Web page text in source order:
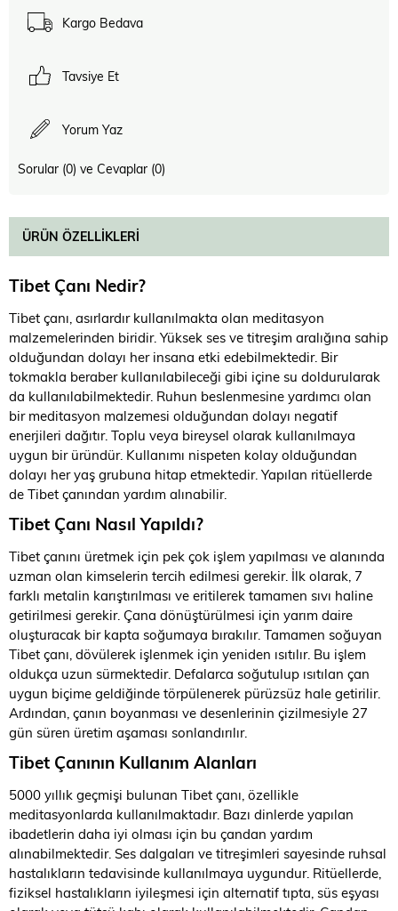
Kargo Bedava
Tavsiye Et
Yorum Yaz
Sorular (0) ve Cevaplar (0)
ÜRÜN ÖZELLIKLERI
Tibet Çanı Nedir?
Tibet çanı, asırlardır kullanılmakta olan meditasyon
malzemelerinden biridir. Yüksek ses ve titreşim aralığına sahip
olduğundan dolayı her insana etki edebilmektedir. Bir
tokmakla beraber kullanılabileceği gibi içine su doldurularak
da kullanılabilmektedir. Ruhun beslenmesine yardımcı olan
bir meditasyon malzemesi olduğundan dolayı negatif
enerjileri dağıtır. Toplu veya bireysel olarak kullanılmaya
uygun bir üründür. Kullanımı nispeten kolay olduğundan
dolayı her yaş grubuna hitap etmektedir. Yapılan ritüellerde
de Tibet çanından yardım alınabilir.
Tibet Çanı Nasıl Yapıldı?
Tibet çanını üretmek için pek çok işlem yapılması ve alanında
uzman olan kimselerin tercih edilmesi gerekir. İlk olarak, 7
farklı metalin karıştırılması ve eritilerek tamamen sıvı haline
getirilmesi gerekir. Çana dönüştürülmesi için yarım daire
oluşturacak bir kapta soğumaya bırakılır. Tamamen soğuyan
Tibet çanı, dövülerek işlenmek için yeniden ısıtılır. Bu işlem
oldukça uzun sürmektedir. Defalarca soğutulup ısıtılan çan
uygun biçime geldiğinde törpülenerek pürüzsüz hale getirilir.
Ardından, çanın boyanması ve desenlerinin çizilmesiyle 27
gün süren üretim aşaması sonlandırılır.
Tibet Çanının Kullanım Alanları
5000 yıllık geçmişi bulunan Tibet çanı, özellikle
meditasyonlarda kullanılmaktadır. Bazı dinlerde yapılan
ibadetlerin daha iyi olması için bu çandan yardım
alınabilmektedir. Ses dalgaları ve titreşimleri sayesinde ruhsal
hastalıkların tedavisinde kullanılmaya uygundur. Ritüellerde,
fiziksel hastalıkların iyileşmesi için alternatif tıpta, süs eşyası